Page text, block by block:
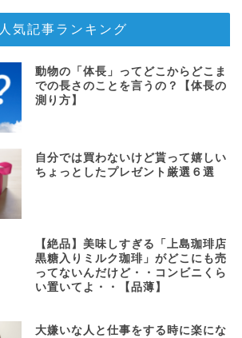
人気記事ランキング
動物の「体長」ってどこからどこま
での長さのことを言うの？【体長の
測り方】
自分では買わないけど貰って嬉しい
ちょっとしたプレゼント厳選６選
【絶品】美味しすぎる「上島珈琲店
黒糖入りミルク珈琲」がどこにも売
ってないんだけど・・コンビニくら
い置いてよ・・【品薄】
大嫌いな人と仕事をする時に楽にな